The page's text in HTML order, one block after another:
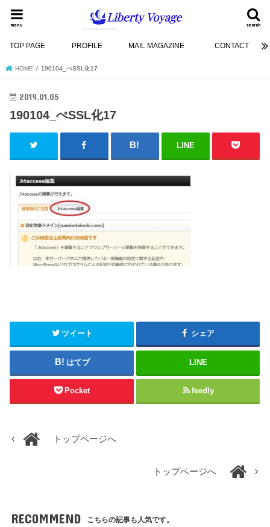
search
menu
TOP PAGE PROFILE MAIL MAGAZINE CONTACT
HOME 190104_ぺSSL化17
2019.01.05
190104_ぺSSL化17
LINE
ツイート シェア
はてブ LINE
Pocket feedly
トップページへ
トップページへ
RECOMMEND こちらの記事も人気です。